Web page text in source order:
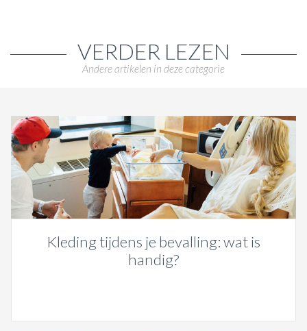
VERDER LEZEN
Andere artikelen in deze categorie
Kleding tijdens je bevalling: wat is
handig?